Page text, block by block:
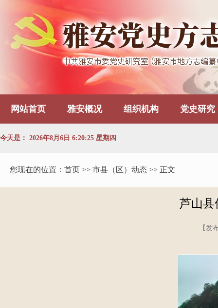
网站首页 雅安概况 组织机构 党史研究
今天是： 2026年8月6日 6:20:26 星期四
您现在的位置： 首页 >> 市县（区）动态 >> 正文
芦山县
【发